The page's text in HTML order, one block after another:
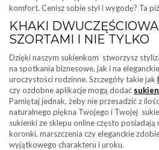
komfort. Cenisz sobie styl i wygodę? Ta
KHAKI
SZORTAMI I NIE TYLKO
Dzięki naszym sukienkom stworzysz
na spotkania biznesowe, jak i na
uroczystości rodzinne. Szczegóły takie jak
czy ozdobne aplikacje mogą dodać
Pamiętaj jednak, żeby nie przesadzić z
naturalnego piękna Twojego i Twojej
sukienki ze sklepu online często
koronki, marszczenia czy eleganckie
wyjątkowego charakteru i uroku.